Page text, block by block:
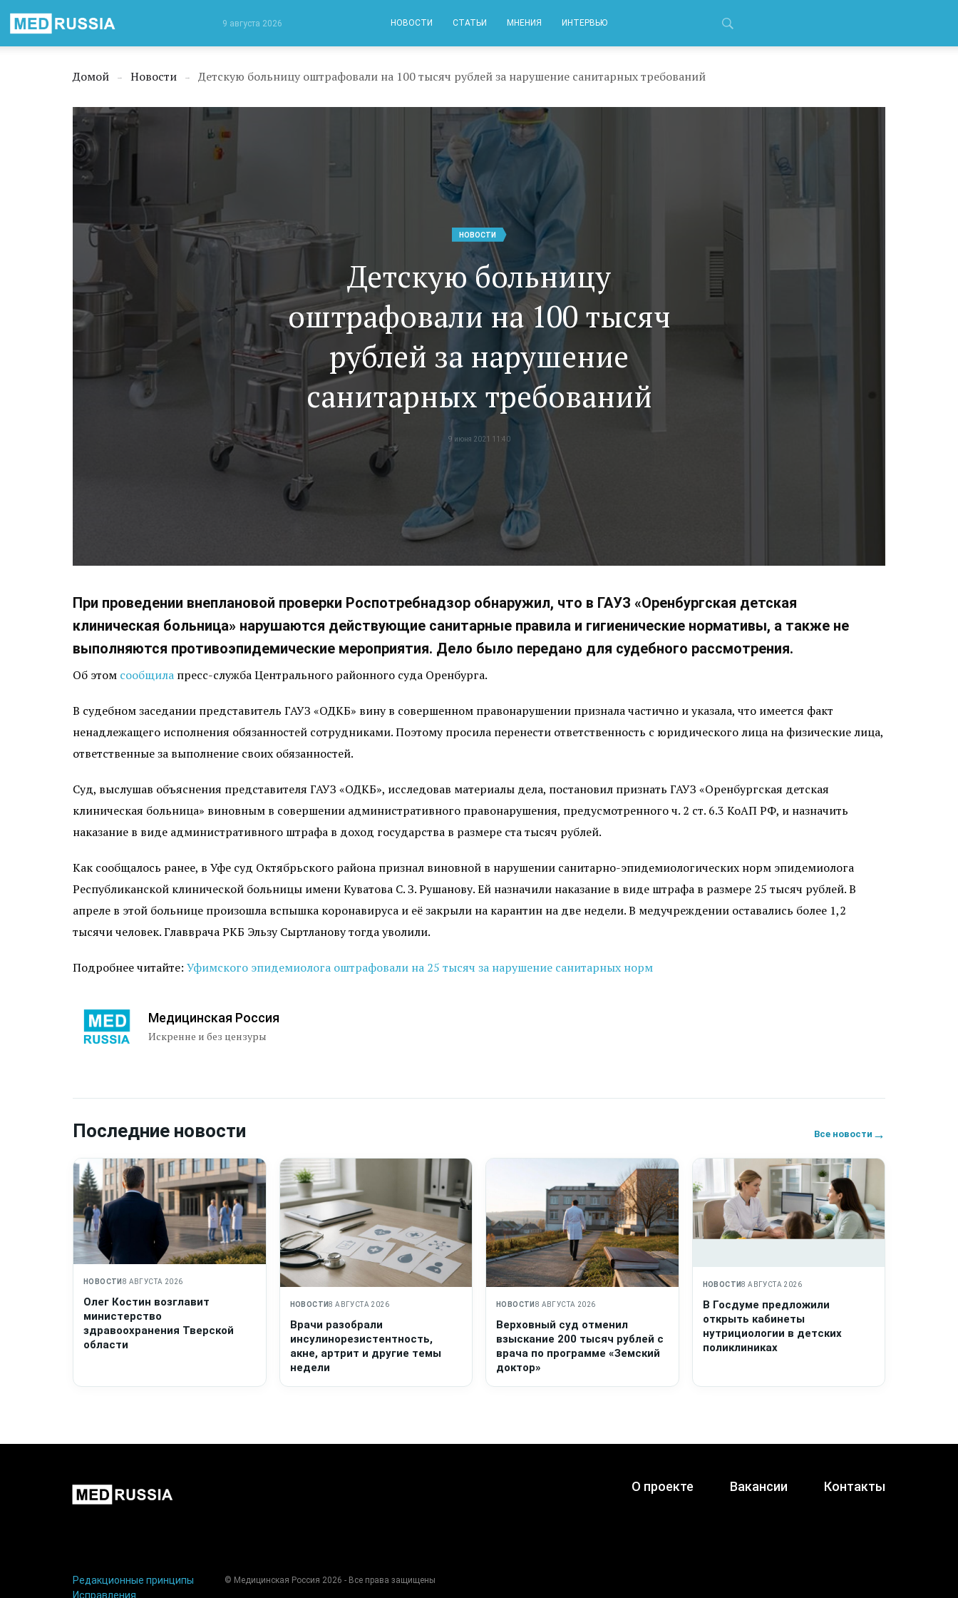
9 августа 2026 НОВОСТИ СТАТЬИ МНЕНИЯ ИНТЕРВЬЮ
Домой → Новости → Детскую больницу оштрафовали на 100 тысяч рублей за нарушение санитарных требований
НОВОСТИ
Детскую больницу
оштрафовали на 100 тысяч
рублей за нарушение
санитарных требований
9 июня 2021 11:40
При проведении внеплановой проверки Роспотребнадзор обнаружил, что в ГАУЗ «Оренбургская детская
клиническая больница» нарушаются действующие санитарные правила и гигиенические нормативы, а также не
выполняются противоэпидемические мероприятия. Дело было передано для судебного рассмотрения.
Об этом сообщила пресс-служба Центрального районного суда Оренбурга.
В судебном заседании представитель ГАУЗ «ОДКБ» вину в совершенном правонарушении признала частично и указала, что имеется факт
ненадлежащего исполнения обязанностей сотрудниками. Поэтому просила перенести ответственность с юридического лица на физические лица,
ответственные за выполнение своих обязанностей.
Суд, выслушав объяснения представителя ГАУЗ «ОДКБ», исследовав материалы дела, постановил признать ГАУЗ «Оренбургская детская
клиническая больница» виновным в совершении административного правонарушения, предусмотренного ч. 2 ст. 6.3 КоАП РФ, и назначить
наказание в виде административного штрафа в доход государства в размере ста тысяч рублей.
Как сообщалось ранее, в Уфе суд Октябрьского района признал виновной в нарушении санитарно-эпидемиологических норм эпидемиолога
Республиканской клинической больницы имени Куватова С. З. Рушанову. Ей назначили наказание в виде штрафа в размере 25 тысяч рублей. В
апреле в этой больнице произошла вспышка коронавируса и её закрыли на карантин на две недели. В медучреждении оставались более 1,2
тысячи человек. Главврача РКБ Эльзу Сыртланову тогда уволили.
Подробнее читайте: Уфимского эпидемиолога оштрафовали на 25 тысяч за нарушение санитарных норм
Медицинская Россия
Искренне и без цензуры
Последние новости Все новости →
НОВОСТИ 8 АВГУСТА 2026
Олег Костин возглавит
министерство
здравоохранения Тверской
области
НОВОСТИ8 АВГУСТА 2026
Врачи разобрали
инсулинорезистентность,
акне, артрит и другие темы
недели
НОВОСТИ 8 АВГУСТА 2026
Верховный суд отменил
взыскание 200 тысяч рублей с
врача по программе «Земский
доктор»
НОВОСТИ8 АВГУСТА 2026
В Госдуме предложили
открыть кабинеты
нутрициологии в детских
поликлиниках
О проекте Вакансии Контакты
Редакционные принципы
Исправления
© Медицинская Россия 2026 - Все права защищены